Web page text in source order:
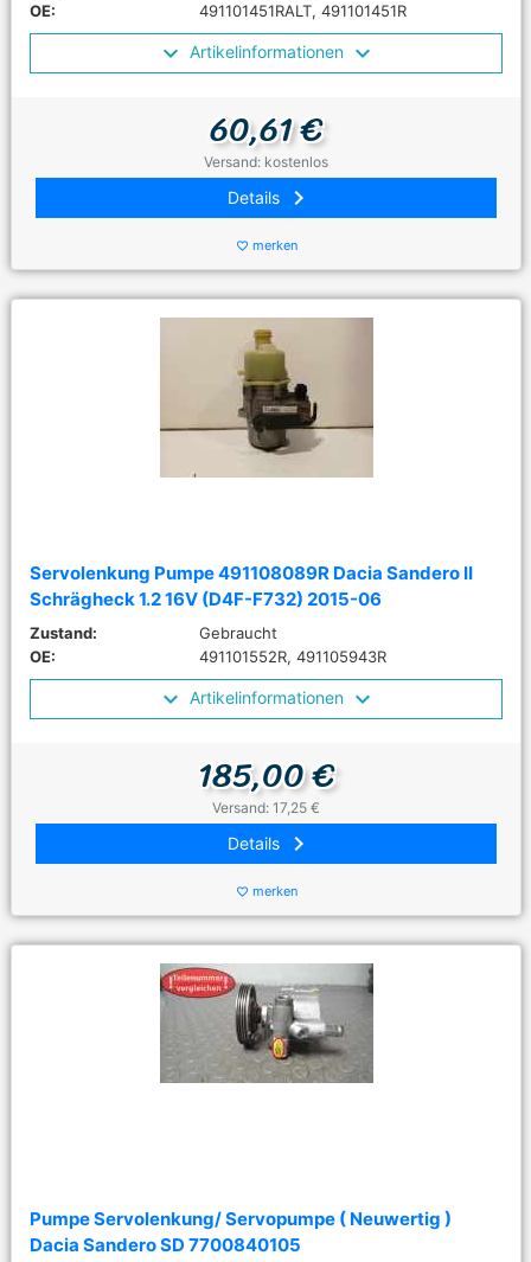
OE:
491101451RALT, 491101451R
Artikelinformationen
60,61 €
Versand: kostenlos
Details keyboard_arrow_right
favorite_border merken
Servolenkung Pumpe 491108089R Dacia Sandero II
Schrägheck 1.2 16V (D4F-F732) 2015-06
Zustand:
Gebraucht
OE:
491101552R, 491105943R
Artikelinformationen
185,00 €
Versand: 17,25 €
Details keyboard_arrow_right
favorite_border merken
Pumpe Servolenkung/ Servopumpe ( Neuwertig )
Dacia Sandero SD 7700840105